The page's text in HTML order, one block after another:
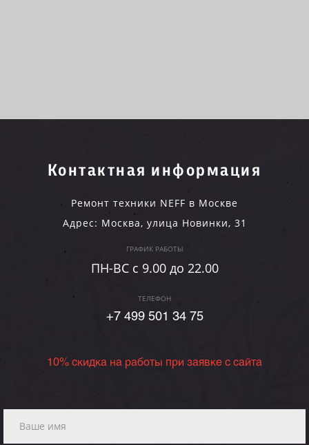
Контактная информация
Ремонт техники NEFF в Москве
Адрес: Москва, улица Новинки, 31
ГРАФИК РАБОТЫ
ПН-ВC c 9.00 до 22.00
ТЕЛЕФОН
+7 499 501 34 75
10% скидка на работы при заявке с сайта